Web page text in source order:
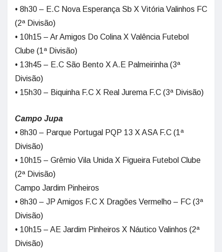
• 8h30 – E.C Nova Esperança Sb X Vitória Valinhos FC
(2ª Divisão)
• 10h15 – Ar Amigos Do Colina X Valência Futebol
Clube (1ª Divisão)
• 13h45 – E.C São Bento X A.E Palmeirinha (3ª
Divisão)
• 15h30 – Biquinha F.C X Real Jurema F.C (3ª Divisão)
Campo Jupa
• 8h30 – Parque Portugal PQP 13 X ASA F.C (1ª
Divisão)
• 10h15 – Grêmio Vila Unida X Figueira Futebol Clube
(2ª Divisão)
Campo Jardim Pinheiros
• 8h30 – JP Amigos F.C X Dragões Vermelho – FC (3ª
Divisão)
• 10h15 – AE Jardim Pinheiros X Náutico Valinhos (2ª
Divisão)